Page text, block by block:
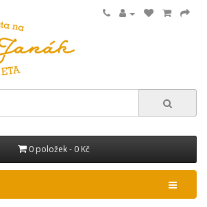
0 položek - 0 Kč